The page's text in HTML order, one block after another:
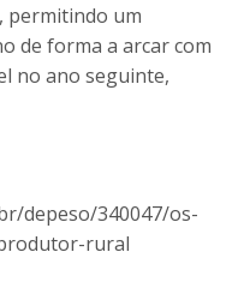
permitindo um
de forma a arcar com
no ano seguinte,
depeso/340047/os-
rural